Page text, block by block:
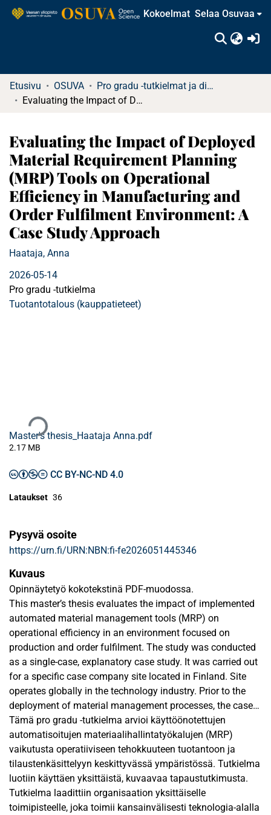
Kokoelmat Selaa Osuvaa
Etusivu OSUVA
Pro gradu -tutkielmat ja diplomityöt
Evaluating the Impact of Deployed Material Requirement Planning (MRP) Tools on Operational Efficiency in Manufacturing and Order Fulfilment Environment: A Case Study Approach
Evaluating the Impact of Deployed
Material Requirement Planning
(MRP) Tools on Operational
Efficiency in Manufacturing and
Order Fulfilment Environment: A
Case Study Approach
Haataja, Anna
2026-05-14
Pro gradu -tutkielma
Tuotantotalous (kauppatieteet)
Master's thesis_Haataja Anna.pdf
2.17 MB
CC BY-NC-ND 4.0
Lataukset 36
Pysyvä osoite
https://urn.fi/URN:NBN:fi-fe2026051445346
Kuvaus
Opinnäytetyö kokotekstinä PDF-muodossa.
This master’s thesis evaluates the impact of implemented
automated material management tools (MRP) on
operational efficiency in an environment focused on
production and order fulfilment. The study was conducted
as a single-case, explanatory case study. It was carried out
for a specific case company site located in Finland. Site
operates globally in the technology industry. Prior to the
deployment of material management processes, the case
company site relied on manual material forecasting,
material management, and procurement processes. The
case company site had a vision to deploy automated MRP
tools using its existing Oracle E -Business Suite Enterprise
Resource Planning (ERP) system. The literature review
examined operational efficiency and business process
reengineering as concepts, and described what
Tämä pro gradu -tutkielma arvioi käyttöönotettujen
automatisoitujen materiaalihallintatyökalujen (MRP)
vaikutusta operatiiviseen tehokkuuteen tuotantoon ja
tilaustenkäsittelyyn keskittyvässä ympäristössä. Tutkielma
luotiin käyttäen yksittäistä, kuvaavaa tapaustutkimusta.
Tutkielma laadittiin organisaation yksittäiselle
toimipisteelle, joka toimii kansainvälisesti teknologia-alalla